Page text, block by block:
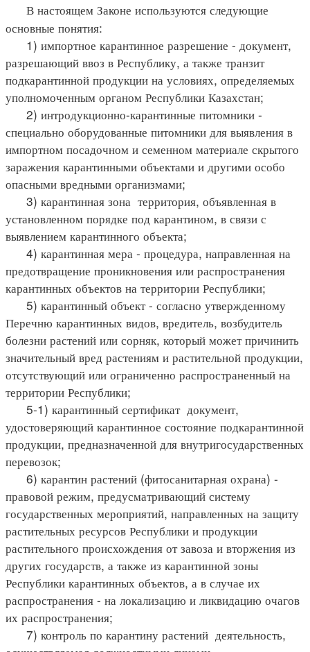
В настоящем Законе используются следующие
основные понятия:
1) импортное карантинное разрешение - документ,
разрешающий ввоз в Республику, а также транзит
подкарантинной продукции на условиях, определяемых
уполномоченным органом Республики Казахстан;
2) интродукционно-карантинные питомники -
специально оборудованные питомники для выявления в
импортном посадочном и семенном материале скрытого
заражения карантинными объектами и другими особо
опасными вредными организмами;
3) карантинная зона территория, объявленная в
установленном порядке под карантином, в связи с
выявлением карантинного объекта;
4) карантинная мера - процедура, направленная на
предотвращение проникновения или распространения
карантинных объектов на территории Республики;
5) карантинный объект - согласно утвержденному
Перечню карантинных видов, вредитель, возбудитель
болезни растений или сорняк, который может причинить
значительный вред растениям и растительной продукции,
отсутствующий или ограниченно распространенный на
территории Республики;
5-1) карантинный сертификат документ,
удостоверяющий карантинное состояние подкарантинной
продукции, предназначенной для внутригосударственных
перевозок;
6) карантин растений (фитосанитарная охрана) -
правовой режим, предусматривающий систему
государственных мероприятий, направленных на защиту
растительных ресурсов Республики и продукции
растительного происхождения от завоза и вторжения из
других государств, а также из карантинной зоны
Республики карантинных объектов, а в случае их
распространения - на локализацию и ликвидацию очагов
их распространения;
7) контроль по карантину растений деятельность,